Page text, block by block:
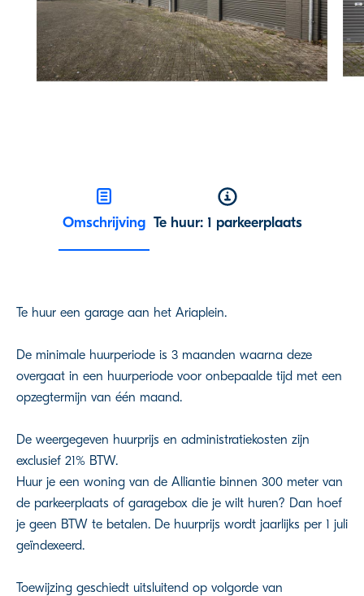
Omschrijving Te huur: 1 parkeerplaats
Te huur een garage aan het Ariaplein.
De minimale huurperiode is 3 maanden waarna deze
overgaat in een huurperiode voor onbepaalde tijd met een
opzegtermijn van één maand.
De weergegeven huurprijs en administratiekosten zijn
exclusief 21% BTW.
Huur je een woning van de Alliantie binnen 300 meter van
de parkeerplaats of garagebox die je wilt huren? Dan hoef
je geen BTW te betalen. De huurprijs wordt jaarlijks per 1 juli
geïndexeerd.
Toewijzing geschiedt uitsluitend op volgorde van